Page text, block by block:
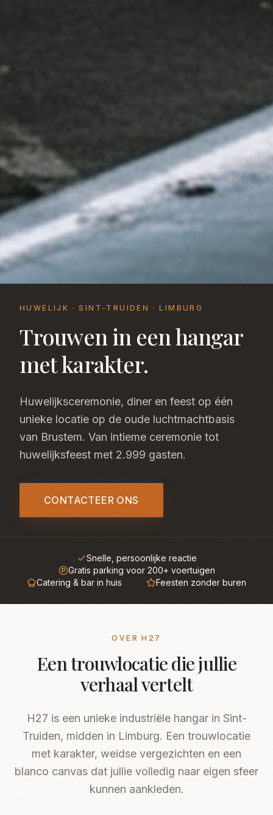
HUWELIJK · SINT-TRUIDEN · LIMBURG
Trouwen in een hangar
met karakter.
Huwelijksceremonie, diner en feest op één
unieke locatie op de oude luchtmachtbasis
van Brustem. Van intieme ceremonie tot
huwelijksfeest met 2.999 gasten.
CONTACTEER ONS
Snelle, persoonlijke reactie
Gratis parking voor 200+ voertuigen
Catering & bar in huis
Feesten zonder buren
OVER H27
Een trouwlocatie die jullie
verhaal vertelt
H27 is een unieke industriële hangar in Sint-
Truiden, midden in Limburg. Een trouwlocatie
met karakter, weidse vergezichten en een
blanco canvas dat jullie volledig naar eigen sfeer
kunnen aankleden.